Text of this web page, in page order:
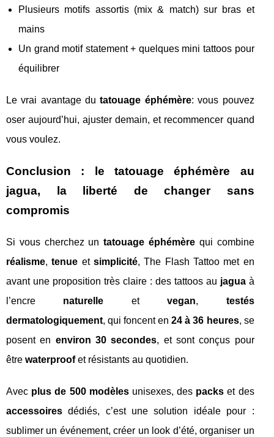
Plusieurs motifs assortis (mix & match) sur bras et
mains
Un grand motif statement + quelques mini tattoos pour
équilibrer
Le vrai avantage dutatouage éphémère: vous pouvez
oser aujourd’hui, ajuster demain, et recommencer quand
vous voulez.
Conclusion : le tatouage éphémère au
jagua, la liberté de changer sans
compromis
Si vous cherchez untatouage éphémère qui combine
réalisme,tenue et simplicité, The Flash Tattoo met en
avant une proposition très claire : des tattoos au jaguaà
l’encre naturelle etvegan, testés
dermatologiquement, qui foncent en24 à 36 heures, se
posent en environ 30 secondes, et sont conçus pour
être waterproofet résistants au quotidien.
Avec plus de 500 modèlesunisexes, des packs et des
accessoires dédiés, c’est une solution idéale pour :
sublimer un événement, créer un look d’été, organiser un